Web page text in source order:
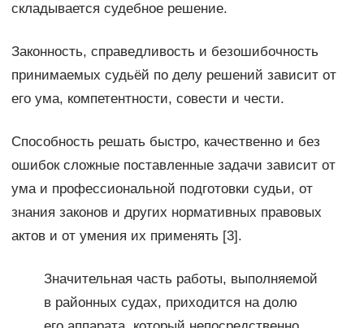
складывается судебное решение.
Законность, справедливость и безошибочность
принимаемых судьёй по делу решений зависит от
его ума, компетентности, совести и чести.
Способность решать быстро, качественно и без
ошибок сложные поставленные задачи зависит от
ума и профессиональной подготовки судьи, от
знания законов и других нормативных правовых
актов и от умения их применять [3].
Значительная часть работы, выполняемой
в районных судах, приходится на долю